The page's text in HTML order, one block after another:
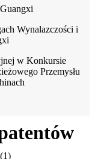
Wynalazczości i
w Konkursie
Przemysłu